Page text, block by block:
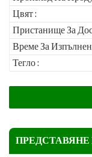
Цвят :
Пристанище За
Време За
Тегло :